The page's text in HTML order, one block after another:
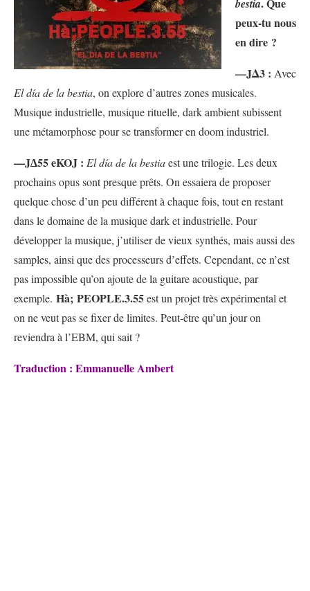
bestia
peux-tu nous
en dire ?
—JΔ3 : Avec
El día de la bestia, on explore d’autres zones musicales.
Musique industrielle, musique rituelle, dark ambient subissent
une métamorphose pour se transformer en doom industriel.
—J∆55 eKOJ : El día de la bestiaest une trilogie. Les deux
prochains opus sont presque prêts. On essaiera de proposer
quelque chose d’un peu différent à chaque fois, tout en restant
dans le domaine de la musique dark et industrielle. Pour
développer la musique, j’utiliser de vieux synthés, mais aussi des
samples, ainsi que des processeurs d’effets. Cependant, ce n’est
pas impossible qu’on ajoute de la guitare acoustique, par
exemple. Hà; PEOPLE.3.55est un projet très expérimental et
on ne veut pas se fixer de limites. Peut-être qu’un jour on
reviendra à l’EBM, qui sait ?
Traduction : Emmanuelle Ambert